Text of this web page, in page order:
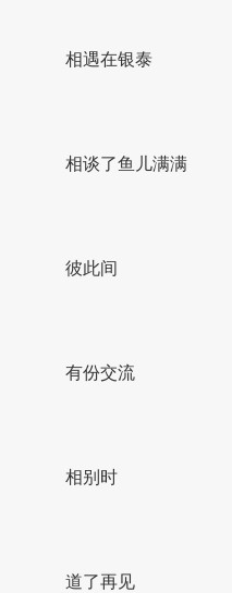
相遇在银泰
相谈了鱼儿满满
彼此间
有份交流
相别时
道了再见